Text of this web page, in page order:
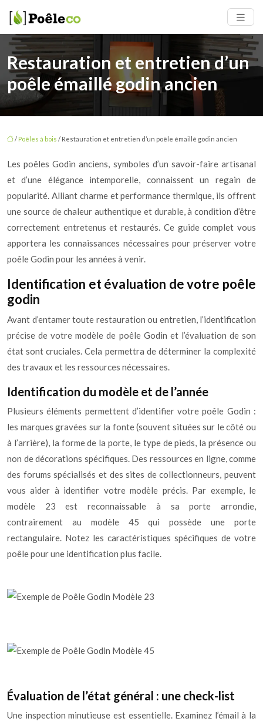
Restauration et entretien d’un
poêle émaillé godin ancien
/ Poêles à bois / Restauration et entretien d’un poêle émaillé godin ancien
Les poêles Godin anciens, symboles d’un savoir-faire artisanal
et d’une élégance intemporelle, connaissent un regain de
popularité. Alliant charme et performance thermique, ils offrent
une source de chaleur authentique et durable, à condition d’être
correctement entretenus et restaurés. Ce guide complet vous
apportera les connaissances nécessaires pour préserver votre
poêle Godin pour les années à venir.
Identification et évaluation de votre poêle
godin
Avant d’entamer toute restauration ou entretien, l’identification
précise de votre modèle de poêle Godin et l’évaluation de son
état sont cruciales. Cela permettra de déterminer la complexité
des travaux et les ressources nécessaires.
Identification du modèle et de l’année
Plusieurs éléments permettent d’identifier votre poêle Godin :
les marques gravées sur la fonte (souvent situées sur le côté ou
à l’arrière), la forme de la porte, le type de pieds, la présence ou
non de décorations spécifiques. Des ressources en ligne, comme
des forums spécialisés et des sites de collectionneurs, peuvent
vous aider à identifier votre modèle précis. Par exemple, le
modèle 23 est reconnaissable à sa porte arrondie,
contrairement au modèle 45 qui possède une porte
rectangulaire. Notez les caractéristiques spécifiques de votre
poêle pour une identification plus facile.
Évaluation de l’état général : une check-list
Une inspection minutieuse est essentielle. Examinez l’émail à la